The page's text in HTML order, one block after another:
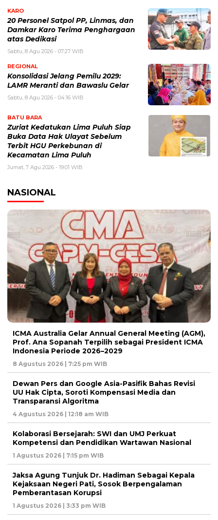
KARO
20 Personel Satpol PP, Linmas, dan
Damkar Karo Terima Penghargaan
atas Dedikasi
Sabtu, 8 Agu 2026 - 07:27 WIB
REGIONAL
Konsolidasi Jelang Pemilu 2029:
LAMR Meranti dan Bawaslu Gelar
Sabtu, 8 Agu 2026 - 04:16 WIB
BATU BARA
Zuriat Kedatukan Lima Puluh Siap
Buka Data Hak Ulayat Sebelum
Terbit HGU Perkebunan di
Kecamatan Lima Puluh
Jumat, 7 Agu 2026 - 19:01 WIB
NASIONAL
ICMA Australia Gelar Annual General Meeting (AGM),
Prof. Ana Sopanah Terpilih sebagai President ICMA
Indonesia Periode 2026–2029
8 Agustus 2026 | 7:25 pm WIB
Dewan Pers dan Google Asia-Pasifik Bahas Revisi
UU Hak Cipta, Soroti Kompensasi Media dan
Transparansi Algoritma
4 Agustus 2026 | 12:18 am WIB
Kolaborasi Bersejarah: SWI dan UMJ Perkuat
Kompetensi dan Pendidikan Wartawan Nasional
1 Agustus 2026 | 7:15 pm WIB
Jaksa Agung Tunjuk Dr. Hadiman Sebagai Kepala
Kejaksaan Negeri Pati, Sosok Berpengalaman
Pemberantasan Korupsi
1 Agustus 2026 | 3:33 pm WIB